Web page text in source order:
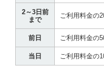
運転者の義務と定め
す。
当社は、監督官庁の
運転者の氏名、住所
2～3日前
まで
ご利用料金の
前日 ご利用料金の
当日 ご利用料金の